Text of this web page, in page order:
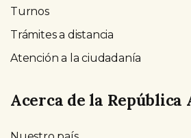
Turnos
Trámites a distancia
Atención a la ciudadanía
Acerca de la